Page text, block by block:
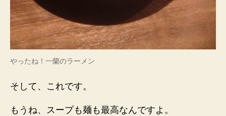
やったね！一蘭のラーメン
そして、これです。
もうね、スープも麺も最高なんですよ。